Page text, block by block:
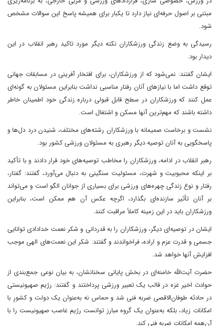
مبتنی بر اصول حرفه‌ای نیاز دارد تا یکبار برای همیشه پاسخ این سوالات مشخص
شود.
رسیدگی به وضع زندگی ورزشکاران نکته دیگر مورد تاکید رهبر انقلاب در این
دیدار بود.
ایشان گفتند: نمی‌شود که از ورزشکاران، برای افتخار آفرینی در مسابقات جهانی
توقع داشت اما با نیازهای آنان رفتار مناسبی نداشت بنابراین مسئولان به گونه‌ای
عمل کنند که ورزشکاران در سطح قابل قبولی درباره زندگی خود اطمینان خاطر
داشته باشند که مهم‌ترین آنها مسکن و اشتغال است.
نشست و برخاست صمیمانه با ورزشکاران رشته‌های مختلف، شنیدن درد دل‌ها و
پاسخگویی به آنان توصیه دیگر رهبری به مسئولان ورزشی کشور بود.
رهبر انقلاب در ادامه، ورزشکاران را مخاطب توصیه‌های خود قرار دادند و با تأکید
بر اینکه محبوبیت و شهرت، مسئولیت سنگینی به دنبال می‌آورد، گفتند: گفتار،
رفتار و نوع زندگی چهره‌های ورزشی برای بسیاری از جوانان الگو است و می‌تواند
بر آنان تأثیر سازنده‌ای بگذارد، اگرچه عکس آن هم ممکن است، بنابراین
ورزشکاران باید در این زمینه کاملاً مراقبت کنند.
ایشان در توصیه‌ای دیگر، ورزشکاران را به قدردانی و شکر نعمت خدادادی توانایی
جسمی و قدرت عزم و اراده، فراخواندند و گفتند: شکر این نعمت‌های الهی موجب
افزایش آنها خواهد شد.
حضرت آیت‌الله خامنه‌ای در بخش پایانی سخنانشان، به بیان نوعی جمع‌بندی از
حوادث اخیر غزه در قالب یک تعبیر ورزشی پرداختند و گفتند: رژیم صهیونیستی
در حادثه طوفان‌الاقصی ضربه فنی شد و حماس نه به‌عنوان یک دولت و کشورِ با
امکانات زیاد، بلکه به‌عنوان یک گروه مبارز توانست رژیم غاصب صهیونیست را با
آن‌همه امکانات ضربه فنی کند.